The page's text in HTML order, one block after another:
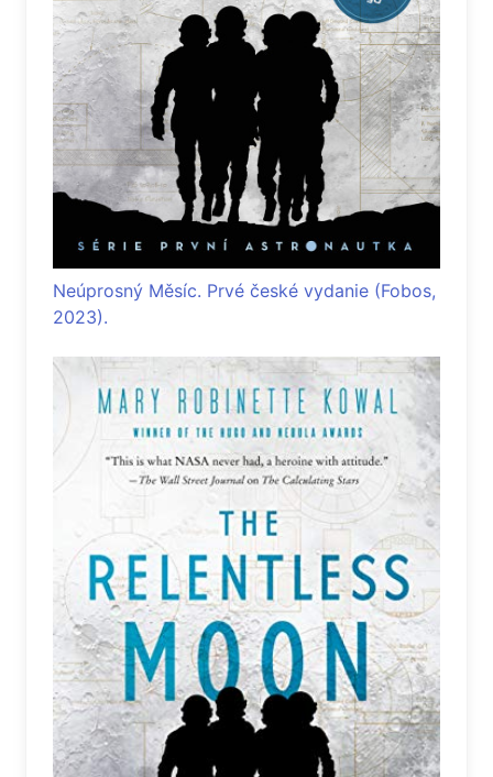
Neúprosný Měsíc. Prvé české vydanie (Fobos,
2023).